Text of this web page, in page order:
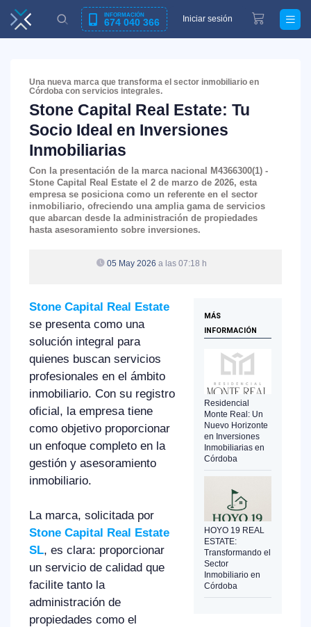
INFORMACIÓN
674 040 366 Iniciar sesión
Una nueva marca que transforma el sector inmobiliario en
Córdoba con servicios integrales.
Stone Capital Real Estate: Tu
Socio Ideal en Inversiones
Inmobiliarias
Con la presentación de la marca nacional M4366300(1) -
Stone Capital Real Estate el 2 de marzo de 2026, esta
empresa se posiciona como un referente en el sector
inmobiliario, ofreciendo una amplia gama de servicios
que abarcan desde la administración de propiedades
hasta asesoramiento sobre inversiones.
05 May 2026 a las 07:18 h
MÁS
INFORMACIÓN
Residencial
Monte Real: Un
Nuevo Horizonte
en Inversiones
Inmobiliarias en
Córdoba
HOYO 19 REAL
ESTATE:
Transformando el
Sector
Inmobiliario en
Córdoba
Stone Capital Real Estate
se presenta como una
solución integral para
quienes buscan servicios
profesionales en el ámbito
inmobiliario. Con su registro
oficial, la empresa tiene
como objetivo proporcionar
un enfoque completo en la
gestión y asesoramiento
inmobiliario.
La marca, solicitada por
Stone Capital Real Estate
SL, es clara: proporcionar
un servicio de calidad que
facilite tanto la
administración de
propiedades como el